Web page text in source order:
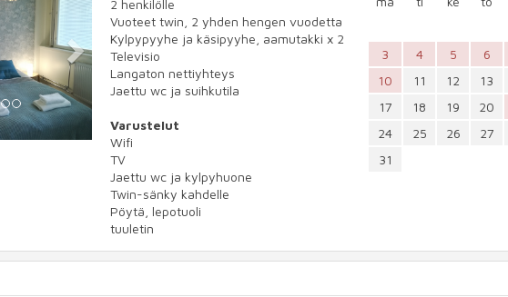
2 henkilölle
Vuoteet twin, 2 yhden hengen vuodetta
Kylpypyyhe ja käsipyyhe, aamutakki x 2
Televisio
Langaton nettiyhteys
Jaettu wc ja suihkutila
Varustelut
Wifi
TV
Jaettu wc ja kylpyhuone
Twin-sänky kahdelle
Pöytä, lepotuoli
tuuletin
3
4 5 6
10
11 12 13
17
18 19 20
24
25 26 27
31